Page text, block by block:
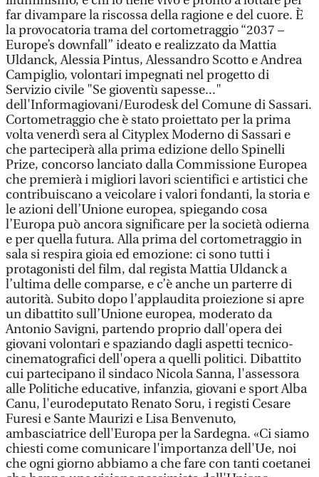
far divampare la riscossa della ragione e del cuore. È
la provocatoria trama del cortometraggio “2037 –
Europe’s downfall” ideato e realizzato da Mattia
Uldanck, Alessia Pintus, Alessandro Scotto e Andrea
Campiglio, volontari impegnati nel progetto di
Servizio civile "Se gioventù sapesse..."
dell'Informagiovani/Eurodesk del Comune di Sassari.
Cortometraggio che è stato proiettato per la prima
volta venerdì sera al Cityplex Moderno di Sassari e
che parteciperà alla prima edizione dello Spinelli
Prize, concorso lanciato dalla Commissione Europea
che premierà i migliori lavori scientifici e artistici che
contribuiscano a veicolare i valori fondanti, la storia e
le azioni dell’Unione europea, spiegando cosa
l’Europa può ancora significare per la società odierna
e per quella futura. Alla prima del cortometraggio in
sala si respira gioia ed emozione: ci sono tutti i
protagonisti del film, dal regista Mattia Uldanck a
l’ultima delle comparse, e c’è anche un parterre di
autorità. Subito dopo l’applaudita proiezione si apre
un dibattito sull’Unione europea, moderato da
Antonio Savigni, partendo proprio dall'opera dei
giovani volontari e spaziando dagli aspetti tecnico-
cinematografici dell'opera a quelli politici. Dibattito
cui partecipano il sindaco Nicola Sanna, l'assessora
alle Politiche educative, infanzia, giovani e sport Alba
Canu, l'eurodeputato Renato Soru, i registi Cesare
Furesi e Sante Maurizi e Lisa Benvenuto,
ambasciatrice dell'Europa per la Sardegna. «Ci siamo
chiesti come comunicare l'importanza dell'Ue, noi
che ogni giorno abbiamo a che fare con tanti coetanei